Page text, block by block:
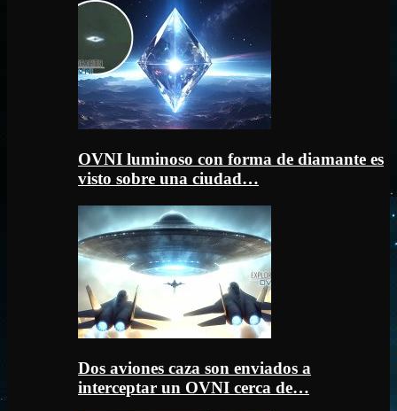
OVNI luminoso con forma de diamante es
visto sobre una ciudad…
Dos aviones caza son enviados a
interceptar un OVNI cerca de…